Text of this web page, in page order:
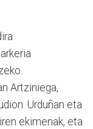
Artziniega,
Urduñan eta
ekimenak, eta